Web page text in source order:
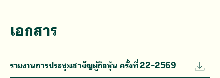
เอกสาร
รายงานการประชุมสามัญผู้ถือหุ้น ครั้งที่ 22-2569